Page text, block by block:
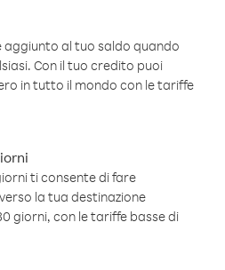
aggiunto al tuo saldo quando
Con il tuo credito puoi
in tutto il mondo con le tariffe
ti consente di fare
la tua destinazione
giorni, con le tariffe basse di